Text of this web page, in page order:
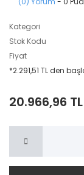
Kategori
Stok Kodu
Fiyat
*2.291,51 TL den
20.966,96 TL